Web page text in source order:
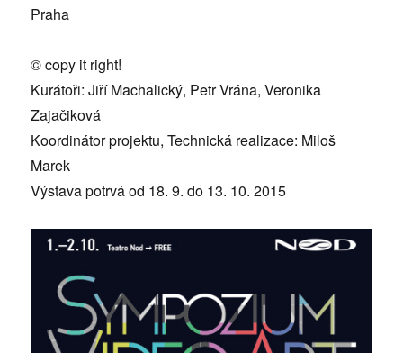
Praha
© copy it right!
Kurátoři: Jiří Machalický, Petr Vrána, Veronika
Zajačiková
Koordinátor projektu, Technická realizace: Miloš
Marek
Výstava potrvá od 18. 9. do 13. 10. 2015